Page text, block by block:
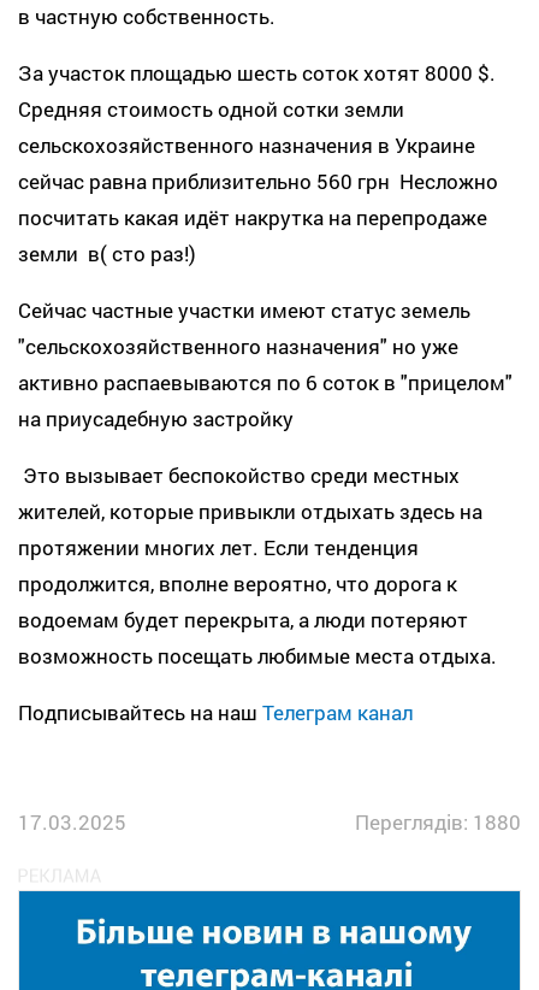
в частную собственность.
За участок площадью шесть соток хотят 8000 $.
Средняя стоимость одной сотки земли
сельскохозяйственного назначения в Украине
сейчас равна приблизительно 560 грн Несложно
посчитать какая идёт накрутка на перепродаже
земли в( сто раз!)
Сейчас частные участки имеют статус земель
"сельскохозяйственного назначения" но уже
активно распаевываются по 6 соток в "прицелом"
на приусадебную застройку
Это вызывает беспокойство среди местных
жителей, которые привыкли отдыхать здесь на
протяжении многих лет. Если тенденция
продолжится, вполне вероятно, что дорога к
водоемам будет перекрыта, а люди потеряют
возможность посещать любимые места отдыха.
Подписывайтесь на наш Телеграм канал
17.03.2025 Переглядів: 1880